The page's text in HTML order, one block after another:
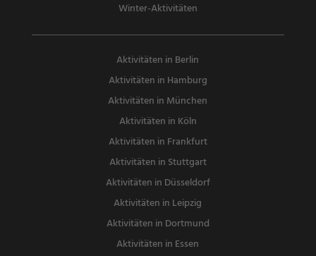
Winter-Aktivitäten
Aktivitäten in Berlin
Aktivitäten in Hamburg
Aktivitäten in München
Aktivitäten in Köln
Aktivitäten in Frankfurt
Aktivitäten in Stuttgart
Aktivitäten in Düsseldorf
Aktivitäten in Leipzig
Aktivitäten in Dortmund
Aktivitäten in Essen